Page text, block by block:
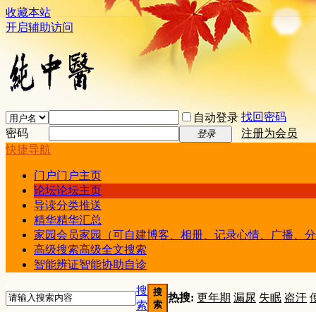
收藏本站
开启辅助访问
自动登录 找回密码
密码
登录
注册为会员
快捷导航
门户门户主页
论坛论坛主页
导读分类推送
精华精华汇总
家园会员家园（可自建博客、相册、记录心情、广播、
高级搜索高级全文搜索
智能辨证智能协助自诊
搜
索
搜
索
热搜: 更年期 漏尿 失眠 盗汗